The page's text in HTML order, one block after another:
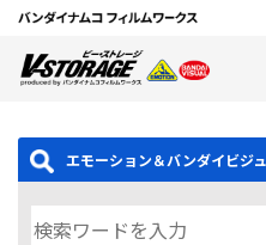
エモーション＆バンダイビジ